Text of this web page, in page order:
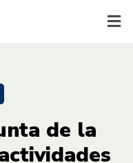
de la